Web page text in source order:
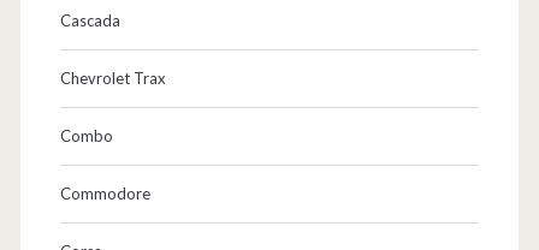
Cascada
Chevrolet Trax
Combo
Commodore